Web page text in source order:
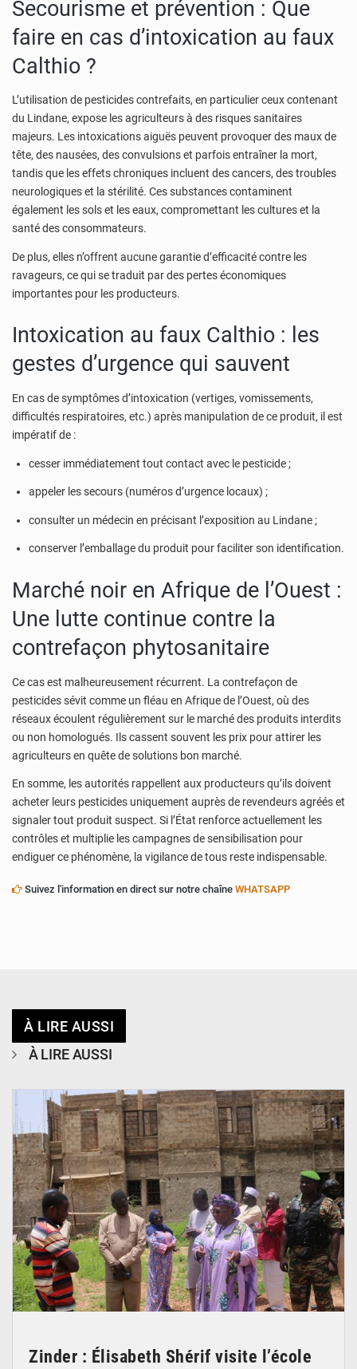
Secourisme et prévention : Que
faire en cas d’intoxication au faux
Calthio ?
L’utilisation de pesticides contrefaits, en particulier ceux contenant
du Lindane, expose les agriculteurs à des risques sanitaires
majeurs. Les intoxications aiguës peuvent provoquer des maux de
tête, des nausées, des convulsions et parfois entraîner la mort,
tandis que les effets chroniques incluent des cancers, des troubles
neurologiques et la stérilité. Ces substances contaminent
également les sols et les eaux, compromettant les cultures et la
santé des consommateurs.
De plus, elles n’offrent aucune garantie d’efficacité contre les
ravageurs, ce qui se traduit par des pertes économiques
importantes pour les producteurs.
Intoxication au faux Calthio : les
gestes d’urgence qui sauvent
En cas de symptômes d’intoxication (vertiges, vomissements,
difficultés respiratoires, etc.) après manipulation de ce produit, il est
impératif de :
cesser immédiatement tout contact avec le pesticide ;
appeler les secours (numéros d’urgence locaux) ;
consulter un médecin en précisant l’exposition au Lindane ;
conserver l’emballage du produit pour faciliter son identification.
Marché noir en Afrique de l’Ouest :
Une lutte continue contre la
contrefaçon phytosanitaire
Ce cas est malheureusement récurrent. La contrefaçon de
pesticides sévit comme un fléau en Afrique de l’Ouest, où des
réseaux écoulent régulièrement sur le marché des produits interdits
ou non homologués. Ils cassent souvent les prix pour attirer les
agriculteurs en quête de solutions bon marché.
En somme, les autorités rappellent aux producteurs qu’ils doivent
acheter leurs pesticides uniquement auprès de revendeurs agréés et
signaler tout produit suspect. Si l’État renforce actuellement les
contrôles et multiplie les campagnes de sensibilisation pour
endiguer ce phénomène, la vigilance de tous reste indispensable.
Suivez l'information en direct sur notre chaîne WHATSAPP
À LIRE AUSSI
À LIRE AUSSI
Zinder : Élisabeth Shérif visite l’école